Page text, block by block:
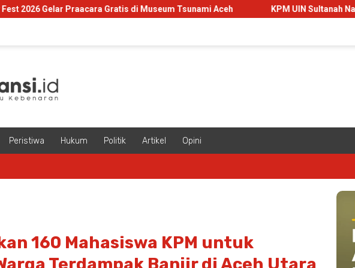
Gratis di Museum Tsunami Aceh KPM UIN Sultanah Nahrasiyah Sulap
Peristiwa Hukum Politik Artikel Opini
160 Mahasiswa KPM untuk